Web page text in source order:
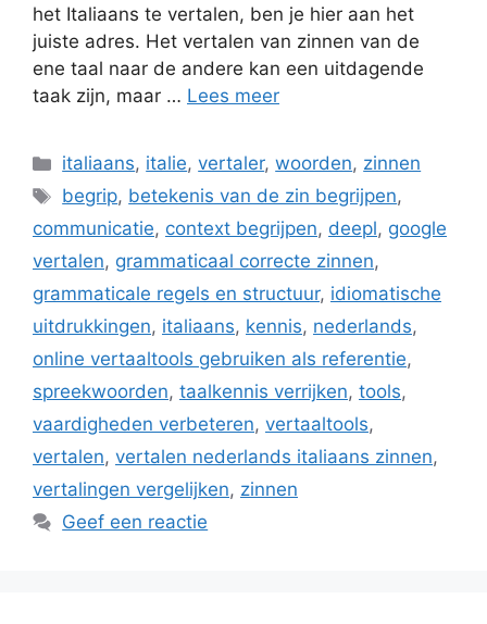
het Italiaans te vertalen, ben je hier aan het
juiste adres. Het vertalen van zinnen van de
ene taal naar de andere kan een uitdagende
taak zijn, maar … Lees meer
Categorieën
italiaans, italie,vertaler,woorden, zinnen
Tags
begrip, betekenis van de zin begrijpen,
communicatie, context begrijpen, deepl, google
vertalen, grammaticaal correcte zinnen,
grammaticale regels en structuur, idiomatische
uitdrukkingen, italiaans, kennis, nederlands,
online vertaaltools gebruiken als referentie,
spreekwoorden, taalkennis verrijken, tools,
vaardigheden verbeteren, vertaaltools,
vertalen, vertalen nederlands italiaans zinnen,
vertalingen vergelijken, zinnen
Geef een reactie